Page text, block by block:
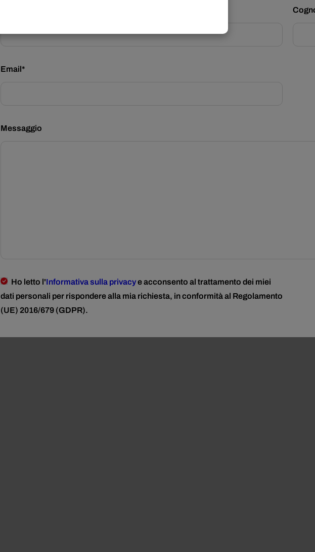
Email*
Messaggio
Ho letto l'Informativa sulla privacye acconsento al trattamento dei miei
dati personali per rispondere alla mia richiesta, in conformità al Regolamento
(UE) 2016/679 (GDPR).